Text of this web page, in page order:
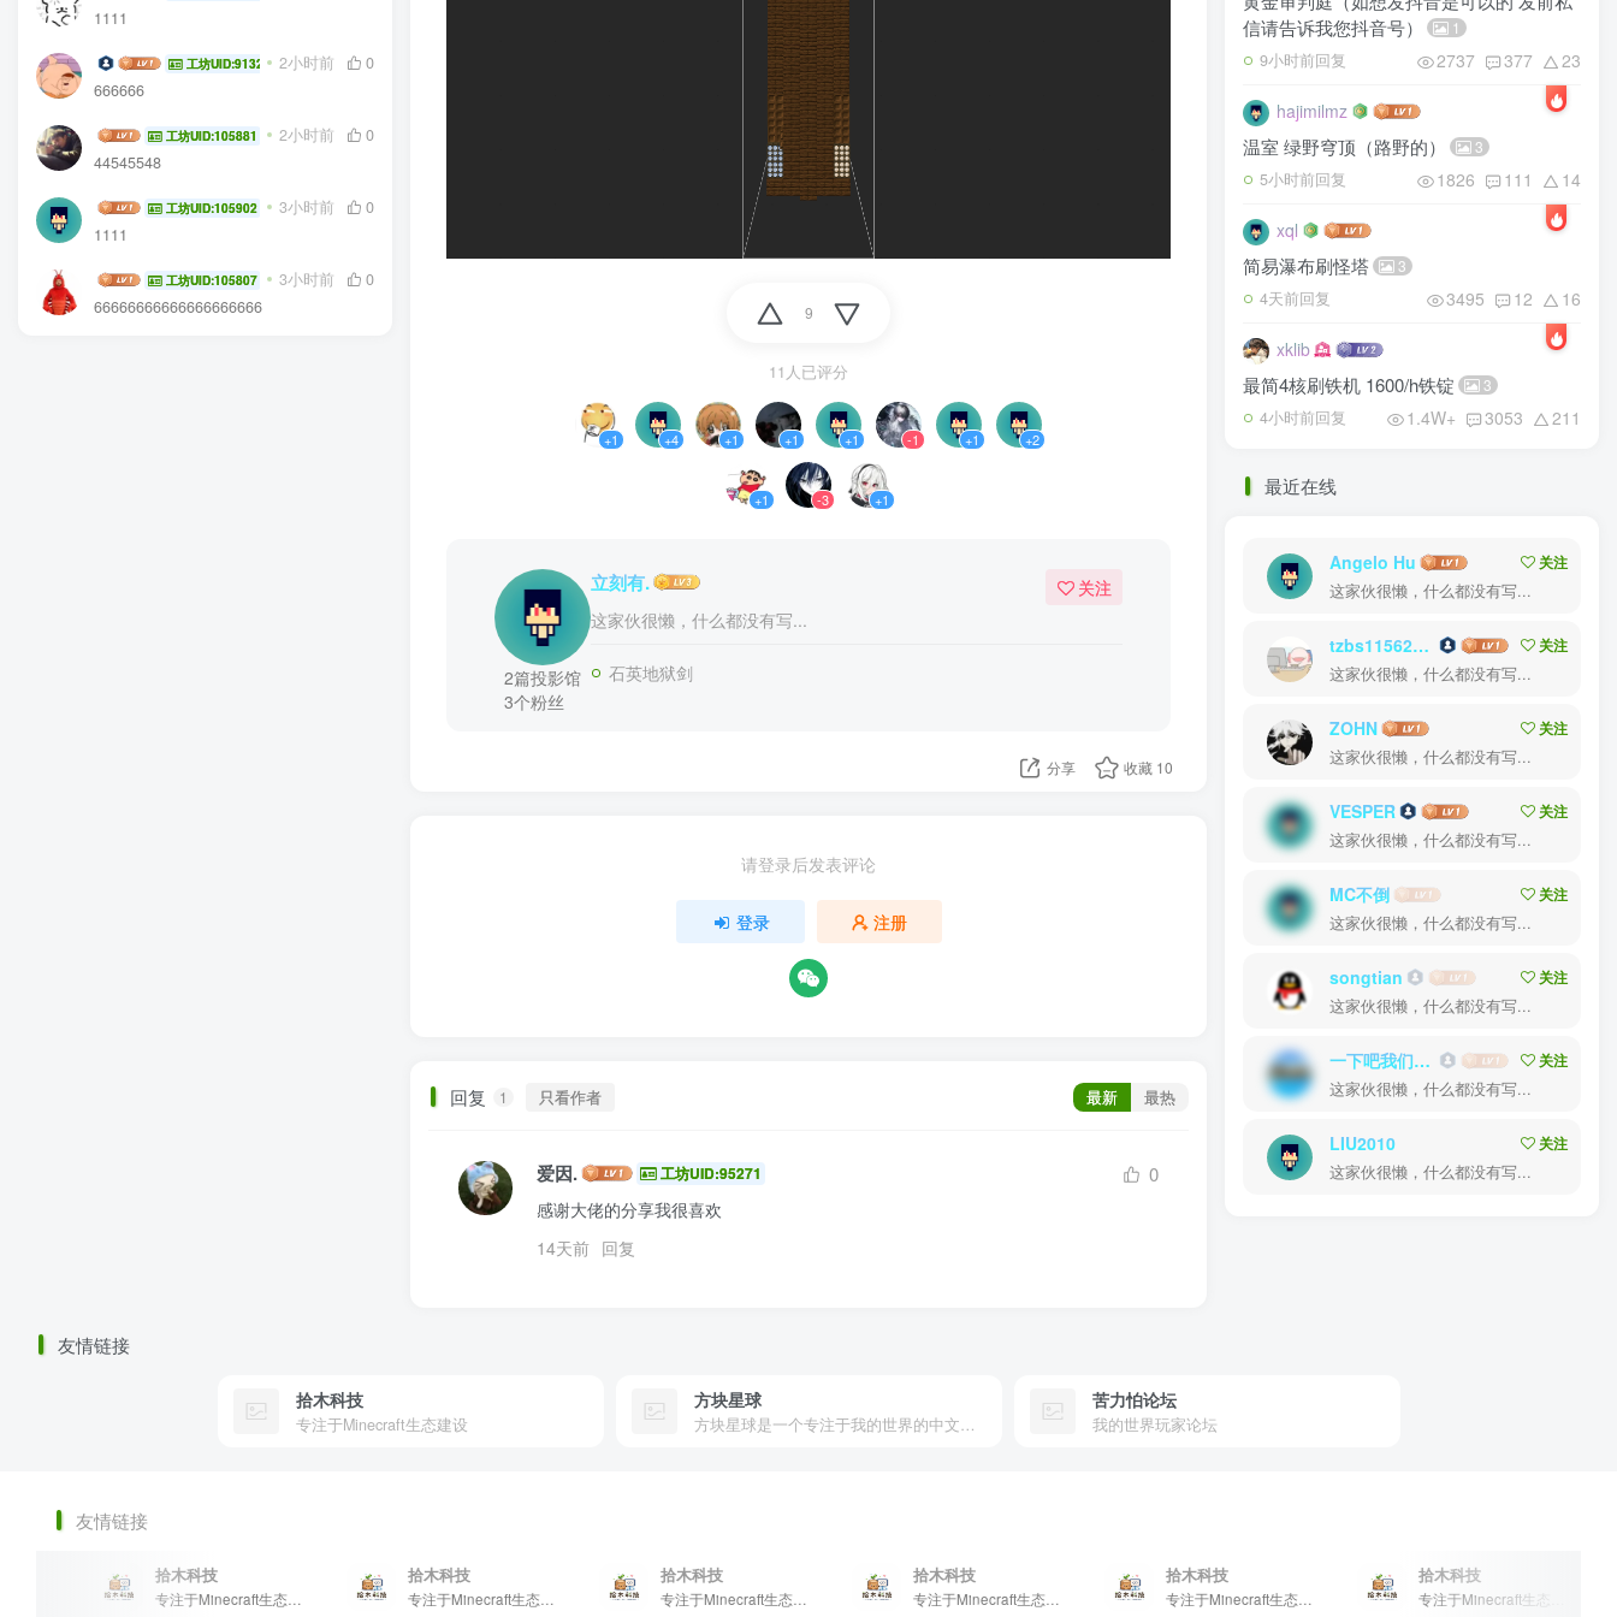
1111
无与伦比金泰亨工坊UID:91327 2小时前
0
666666
jhjh 工坊UID:105881 2小时前
0
44545548
Goderian工坊UID:105902 3小时前
0
1111
请问23 工坊UID:105807 3小时前
0
66666666666666666666
9
11人已评分
+1 +4 +1 +1 +1 -1 +1 +2
+1 -3 +1
2篇投影馆
3个粉丝
立刻有.
这家伙很懒，什么都没有写...
关注
石英地狱剑
分享 收藏 10
请登录后发表评论
登录 注册
回复 1 只看作者 最新 最热
爱因. 工坊UID:95271 0
感谢大佬的分享我很喜欢
14天前 回复
信请告诉我您抖音号）
1
9小时前回复 2737 377 23
hajimilmz
温室 绿野穹顶（路野的） 3
5小时前回复 1826 111 14
xql
简易瀑布刷怪塔 3
4天前回复 3495 12 16
xklib
最简4核刷铁机 1600/h铁锭 3
4小时前回复 1.4W+ 3053 211
最近在线
Angelo Hu
关注
这家伙很懒，什么都没有写...
tzbs1156240533
关注
这家伙很懒，什么都没有写...
ZOHN
关注
这家伙很懒，什么都没有写...
VESPER
关注
这家伙很懒，什么都没有写...
MC不倒
关注
这家伙很懒，什么都没有写...
songtian
关注
这家伙很懒，什么都没有写...
一下吧我们这边的人家说了吗
关注
这家伙很懒，什么都没有写...
LIU2010
关注
这家伙很懒，什么都没有写...
友情链接
拾木科技
专注于Minecraft生态建设
方块星球
方块星球是一个专注于我的世界的中文论坛，提供丰富的资源分享、玩家交流和创意展示，包括地图、皮肤、数据包等内容，打造Minecraft玩家的专属社区乐园！
苦力怕论坛
我的世界玩家论坛
友情链接
拾木科技
专注于Minecraft生态建设
拾木科技
专注于Minecraft生态建设
拾木科技
专注于Minecraft生态建设
拾木科技
专注于Minecraft生态建设
拾木科技
专注于Minecraft生态建设
拾木科技
专注于Minecraft生态建设